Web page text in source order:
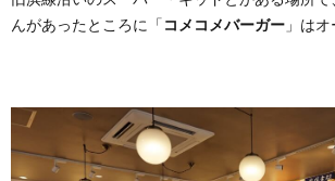
んがあったところに「コメコメバーガー 」は